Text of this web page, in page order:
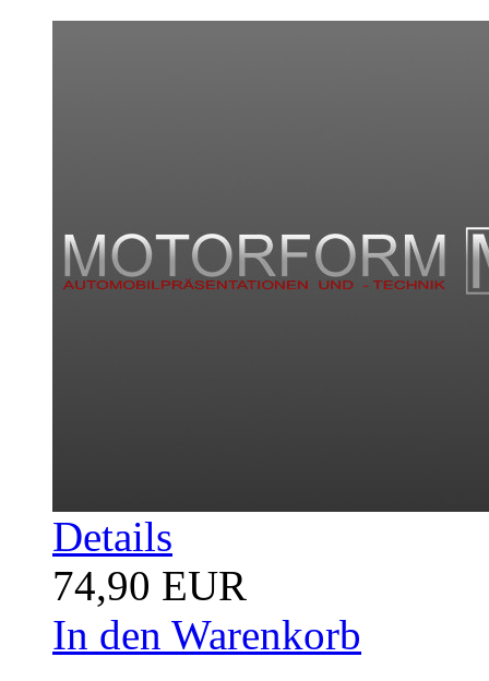
Details
74,90 EUR
In den Warenkorb